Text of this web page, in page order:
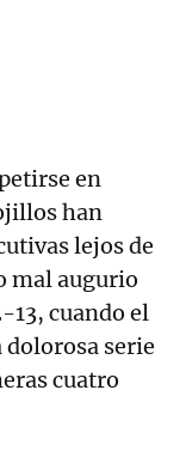
en
han
lejos de
mal augurio
13, cuando el
serie
cuatro